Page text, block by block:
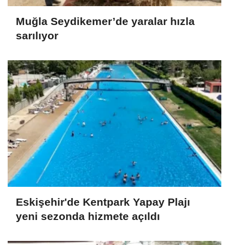
Muğla Seydikemer’de yaralar hızla
sarılıyor
Eskişehir'de Kentpark Yapay Plajı
yeni sezonda hizmete açıldı